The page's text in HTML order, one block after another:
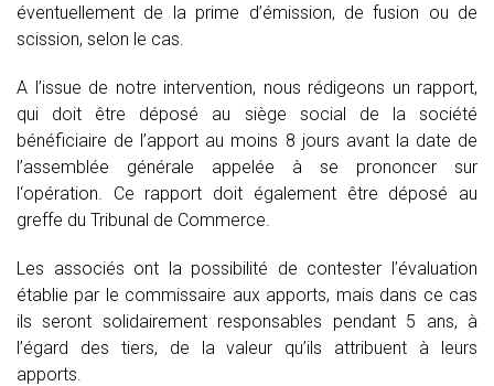
éventuellement de la prime d’émission, de fusion ou de
scission, selon le cas.
A l’issue de notre intervention, nous rédigeons un rapport,
qui doit être déposé au siège social de la société
bénéficiaire de l’apport au moins 8 jours avant la date de
l’assemblée générale appelée à se prononcer sur
l‘opération. Ce rapport doit également être déposé au
greffe du Tribunal de Commerce.
Les associés ont la possibilité de contester l’évaluation
établie par le commissaire aux apports, mais dans ce cas
ils seront solidairement responsables pendant 5 ans, à
l’égard des tiers, de la valeur qu’ils attribuent à leurs
apports.